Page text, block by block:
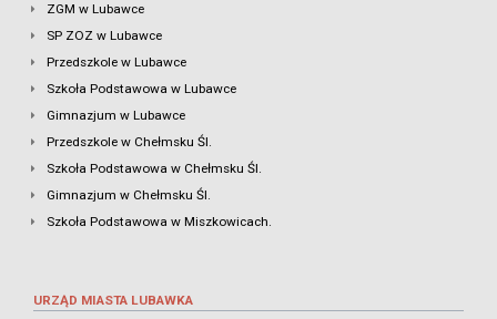
ZGM w Lubawce
SP ZOZ w Lubawce
Przedszkole w Lubawce
Szkoła Podstawowa w Lubawce
Gimnazjum w Lubawce
Przedszkole w Chełmsku Śl.
Szkoła Podstawowa w Chełmsku Śl.
Gimnazjum w Chełmsku Śl.
Szkoła Podstawowa w Miszkowicach.
URZĄD MIASTA LUBAWKA